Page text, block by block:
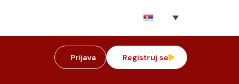
Prijava Registruj se